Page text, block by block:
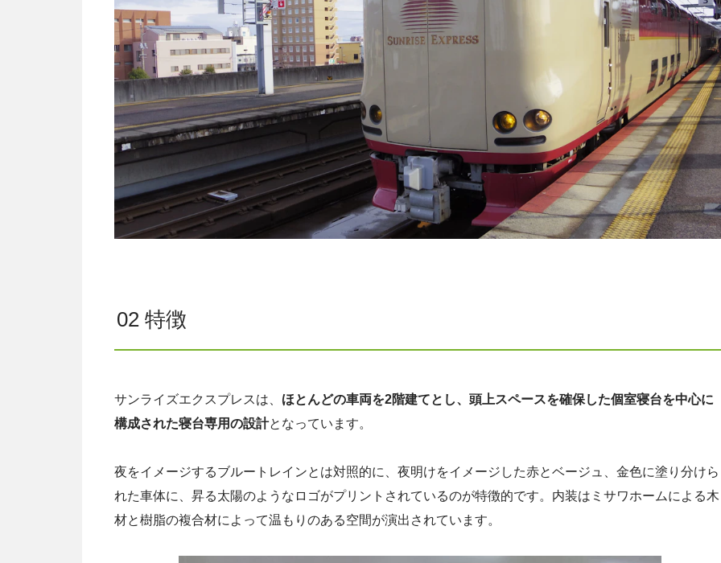
02 特徴
サンライズエクスプレスは、 ほとんどの車両を2階建てとし、頭上スペースを確保した個室寝台を中心に
構成された寝台専用の設計となっています。
夜をイメージするブルートレインとは対照的に、夜明けをイメージした赤とベージュ、金色に塗り分けら
れた車体に、昇る太陽のようなロゴがプリントされているのが特徴的です。内装はミサワホームによる木
材と樹脂の複合材によって温もりのある空間が演出されています。